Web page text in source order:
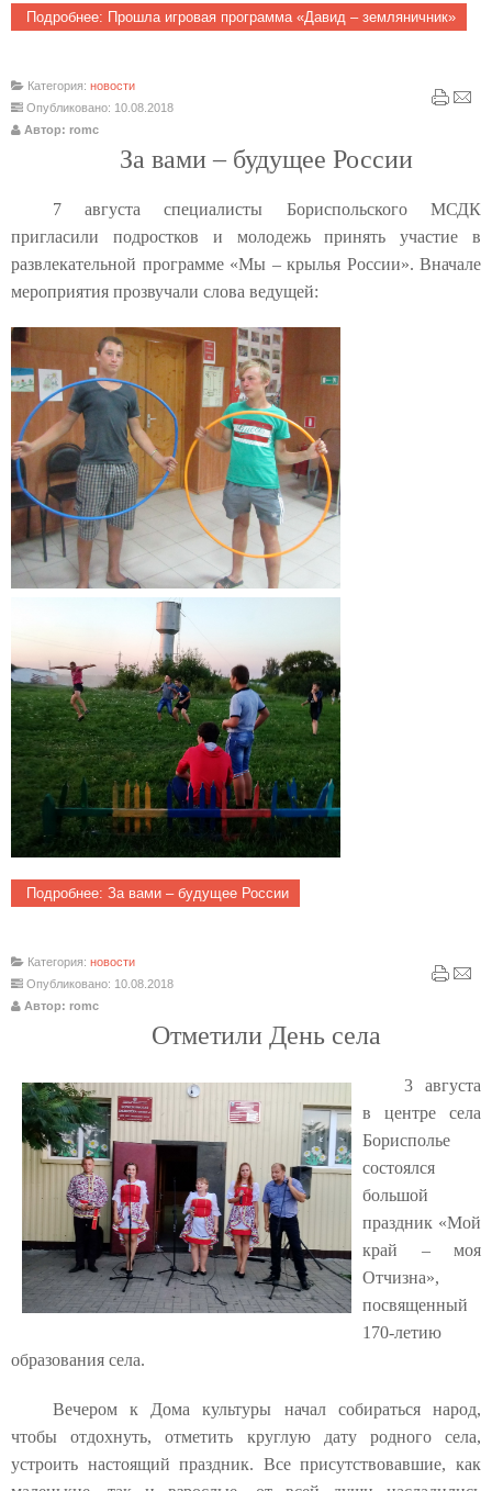
Подробнее: Прошла игровая программа «Давид – земляничник»
Категория: новости
Опубликовано: 10.08.2018
Автор: romc
За вами – будущее России
7 августа специалисты Бориспольского МСДК
пригласили подростков и молодежь принять участие в
развлекательной программе «Мы – крылья России». Вначале
мероприятия прозвучали слова ведущей:
Подробнее: За вами – будущее России
Категория: новости
Опубликовано: 10.08.2018
Автор: romc
Отметили День села
3 августа
в центре села
Борисполье
состоялся
большой
праздник «Мой
край – моя
Отчизна»,
посвященный
170-летию
образования села.
Вечером к Дома культуры начал собираться народ,
чтобы отдохнуть, отметить круглую дату родного села,
устроить настоящий праздник. Все присутствовавшие, как